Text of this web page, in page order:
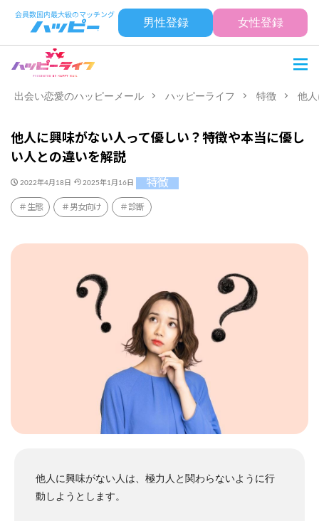
男性登録 女性登録
出会い恋愛のハッピーメール ハッピーライフ 特徴 他
他人に興味がない人って優しい？特徴や本当に優し
い人との違いを解説
2022年4月18日 2025年1月16日 特徴
生態 男女向け 診断
他人に興味がない人は、極力人と関わらないように行
動しようとします。